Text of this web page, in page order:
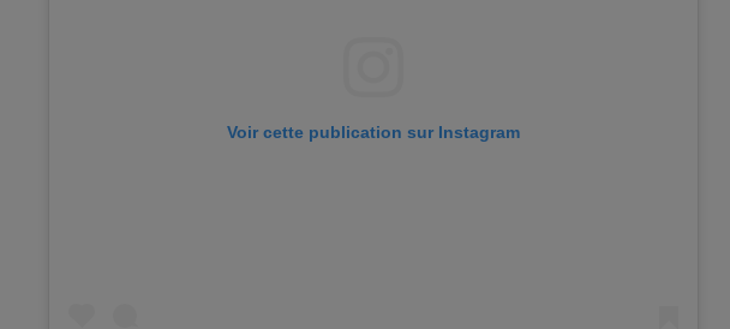
Voir cette publication sur Instagram